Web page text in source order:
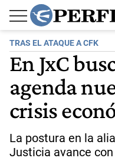
TRAS EL ATAQUE A CFK
En JxC
agenda
crisis
La postura en la
Justicia avance